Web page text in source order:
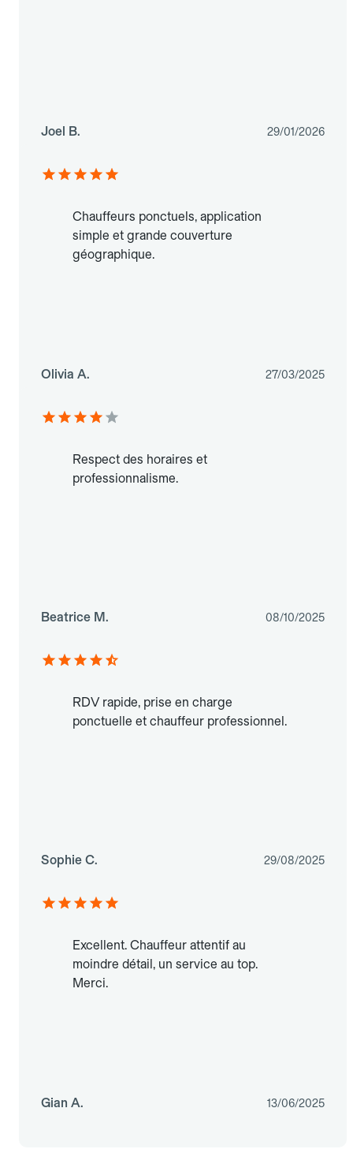
Joel B. 29/01/2026
Chauffeurs ponctuels, application
simple et grande couverture
géographique.
Olivia A. 27/03/2025
Respect des horaires et
professionnalisme.
Beatrice M. 08/10/2025
RDV rapide, prise en charge
ponctuelle et chauffeur professionnel.
Sophie C. 29/08/2025
Excellent. Chauffeur attentif au
moindre détail, un service au top.
Merci.
Gian A. 13/06/2025